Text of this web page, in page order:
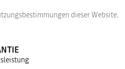
dieser Website.